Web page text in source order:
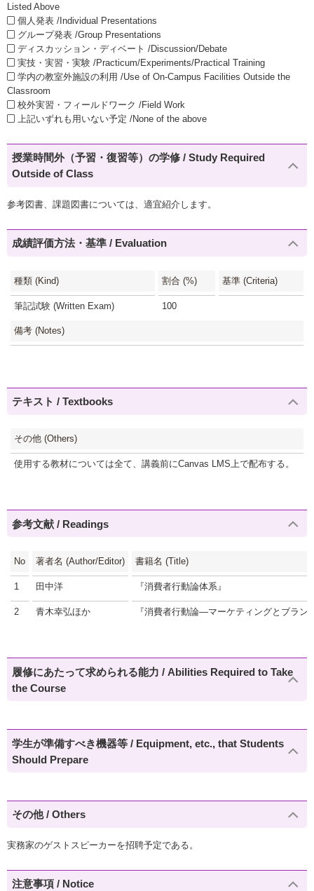
Listed Above
個人発表 /Individual Presentations
グループ発表 /Group Presentations
ディスカッション・ディベート /Discussion/Debate
実技・実習・実験 /Practicum/Experiments/Practical Training
学内の教室外施設の利用 /Use of On-Campus Facilities Outside the
Classroom
校外実習・フィールドワーク /Field Work
上記いずれも用いない予定 /None of the above
授業時間外（予習・復習等）の学修 / Study Required
Outside of Class
参考図書、課題図書については、適宜紹介します。
成績評価方法・基準 / Evaluation
種類 (Kind) 割合 (%) 基準 (Criteria)
筆記試験 (Written Exam) 100
備考 (Notes)
テキスト / Textbooks
その他 (Others)
使用する教材については全て、講義前にCanvas LMS上で配布する。
参考文献 / Readings
No 著者名 (Author/Editor) 書籍名 (Title)
1 田中洋 『消費者行動論体系』
2 青木幸弘ほか 『消費者行動論―マーケティングとブラン
履修にあたって求められる能力 / Abilities Required to Take
the Course
学生が準備すべき機器等 / Equipment, etc., that Students
Should Prepare
その他 / Others
実務家のゲストスピーカーを招聘予定である。
注意事項 / Notice